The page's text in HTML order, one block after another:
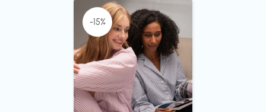
-15%